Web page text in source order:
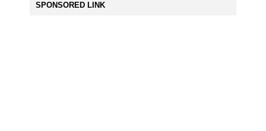
SPONSORED LINK